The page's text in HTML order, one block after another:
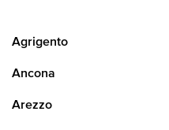
Agrigento
Ancona
Arezzo